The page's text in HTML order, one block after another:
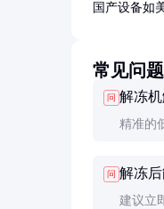
国产设备如
常见问题
问 解冻
精准的
问 解冻
建议立